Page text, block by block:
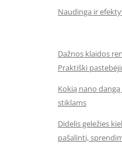
Naudinga ir
Dažnos klaidos
Praktiški
Kokią nano
stiklams
Didelis geležies
pašalinti,